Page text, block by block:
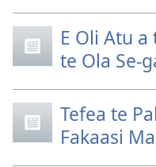
E Oli Atu
te Ola Se-
Tefea te
Fakaasi